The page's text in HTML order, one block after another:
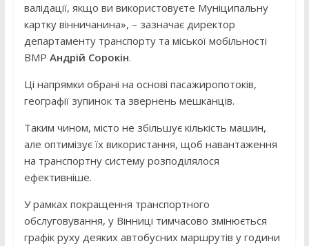
валідації, якщо ви використовуєте Муніципальну
картку вінничанина», – зазначає директор
департаменту транспорту та міської мобільності
ВМР Андрій Сорокін.
Ці напрямки обрані на основі пасажиропотоків,
географії зупинок та звернень мешканців.
Таким чином, місто не збільшує кількість машин,
але оптимізує їх використання, щоб навантаження
на транспортну систему розподілялося
ефективніше.
У рамках покращення транспортного
обслуговування, у Вінниці тимчасово змінюється
графік руху деяких автобусних маршрутів у години